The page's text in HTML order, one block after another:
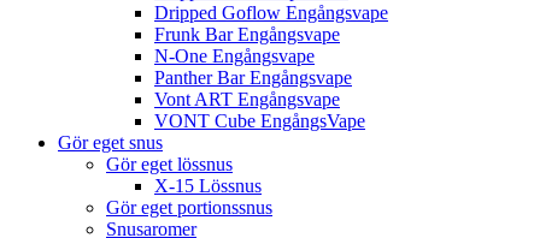
Dripped Goflow Engångsvape
Frunk Bar Engångsvape
N-One Engångsvape
Panther Bar Engångsvape
Vont ART Engångsvape
VONT Cube EngångsVape
Gör eget snus
Gör eget lössnus
X-15 Lössnus
Gör eget portionssnus
Snusaromer